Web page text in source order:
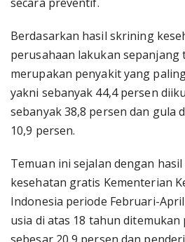
Berdasarkan hasil skrining
perusahaan lakukan sepanjang
merupakan penyakit yang
yakni sebanyak 44,4 persen
sebanyak 38,8 persen dan gula
10,9 persen.
Temuan ini sejalan dengan
kesehatan gratis Kementerian
Indonesia periode Februari-
usia di atas 18 tahun